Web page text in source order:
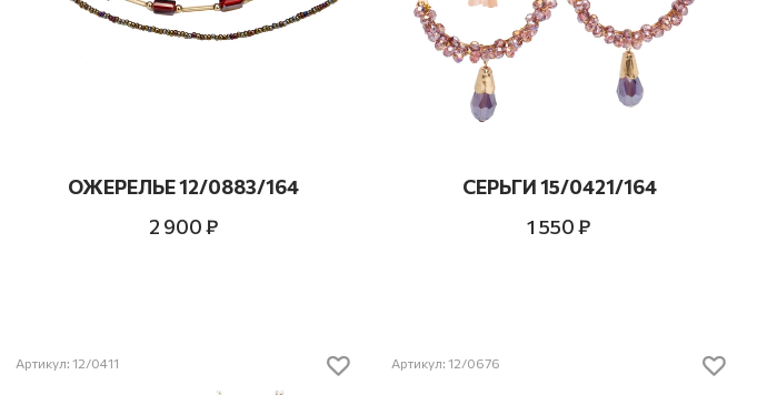
ОЖЕРЕЛЬЕ 12/0883/164
2 900 ₽
СЕРЬГИ 15/0421/164
1 550 ₽
Артикул: 12/0411 Артикул: 12/0676